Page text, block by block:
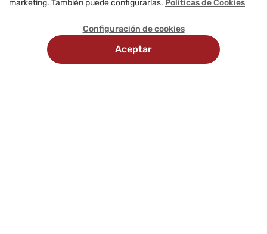
marketing. También puede configurarlas. Políticas de Cookies
Configuración de cookies
Aceptar